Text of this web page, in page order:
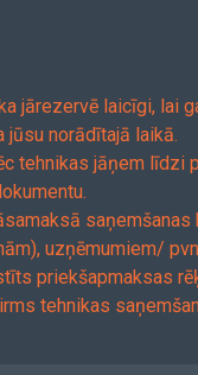
jārezervē laicīgi, lai
jūsu norādītajā laikā.
tehnikas jāņem līdzi
saņemšanas
uzņēmumiem/
priekšapmaksas
tehnikas